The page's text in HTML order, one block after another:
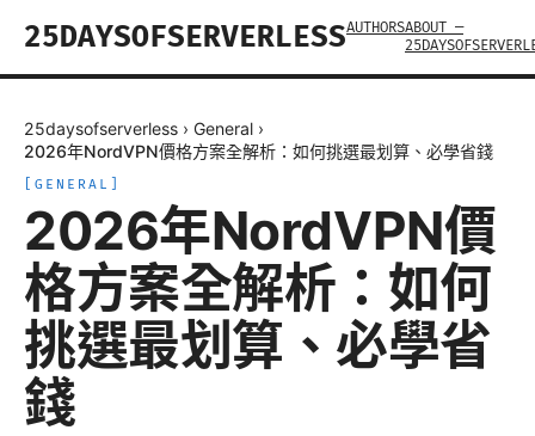
25DAYSOFSERVERLESSAUTHORSABOUT —
25daysofserverless › General ›
2026年NordVPN價格方案全解析：如何挑選最划算、必學省錢
GENERAL
2026年NordVPN價
格方案全解析：如何
挑選最划算、必學省
錢